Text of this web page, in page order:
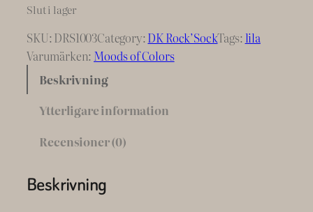
Slut i lager
SKU: DRS1003Category: DK Rock’SockTags: lila
Varumärken: Moods of Colors
Beskrivning
Ytterligare information
Recensioner (0)
Beskrivning